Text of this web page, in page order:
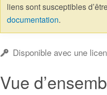
liens sont susceptibles
documentation.
Disponible avec une
Vue